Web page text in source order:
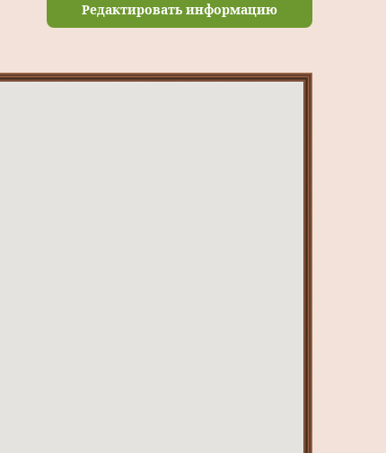
Редактировать информацию